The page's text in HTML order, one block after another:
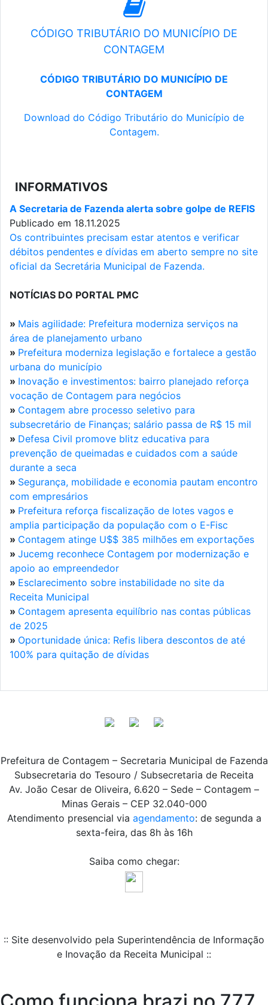
CÓDIGO TRIBUTÁRIO DO MUNICÍPIO DE
CONTAGEM
CÓDIGO TRIBUTÁRIO DO MUNICÍPIO DE
CONTAGEM
Download do Código Tributário do Município de
Contagem.
INFORMATIVOS
A Secretaria de Fazenda alerta sobre golpe de REFIS
Publicado em 18.11.2025
Os contribuintes precisam estar atentos e verificar
débitos pendentes e dívidas em aberto sempre no site
oficial da Secretária Municipal de Fazenda.
NOTÍCIAS DO PORTAL PMC
» Mais agilidade: Prefeitura moderniza serviços na
área de planejamento urbano
» Prefeitura moderniza legislação e fortalece a gestão
urbana do município
» Inovação e investimentos: bairro planejado reforça
vocação de Contagem para negócios
» Contagem abre processo seletivo para
subsecretário de Finanças; salário passa de R$ 15 mil
» Defesa Civil promove blitz educativa para
prevenção de queimadas e cuidados com a saúde
durante a seca
» Segurança, mobilidade e economia pautam encontro
com empresários
» Prefeitura reforça fiscalização de lotes vagos e
amplia participação da população com o E-Fisc
» Contagem atinge U$$ 385 milhões em exportações
» Jucemg reconhece Contagem por modernização e
apoio ao empreendedor
» Esclarecimento sobre instabilidade no site da
Receita Municipal
» Contagem apresenta equilíbrio nas contas públicas
de 2025
» Oportunidade única: Refis libera descontos de até
100% para quitação de dívidas
Prefeitura de Contagem – Secretaria Municipal de Fazenda
Subsecretaria do Tesouro / Subsecretaria de Receita
Av. João Cesar de Oliveira, 6.620 – Sede – Contagem –
Minas Gerais – CEP 32.040-000
Atendimento presencial via agendamento: de segunda a
sexta-feira, das 8h às 16h
Saiba como chegar:
:: Site desenvolvido pela Superintendência de Informação
e Inovação da Receita Municipal ::